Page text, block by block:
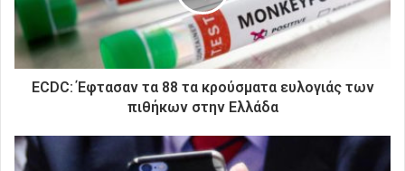
λ
ε
ι
κ
ΕCDC: Έφτασαν τα 88 τα κρούσματα ευλογιάς των
πιθήκων στην Ελλάδα